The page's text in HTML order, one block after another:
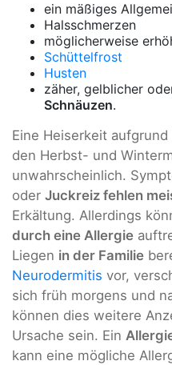
ein mäßiges
Halsschmerzen
möglicherweise
Schüttelfrost
Husten
zäher, gelblicher
Schnäuzen.
Eine Heiserkeit
den Herbst- und
unwahrscheinlich.
oder Juckreiz fehlen
Erkältung. Allerdings
durch eine Allergie
Liegen in der Familie
Neurodermitis vor,
sich früh morgens und
können dies weitere
Ursache sein. Ein
kann eine mögliche